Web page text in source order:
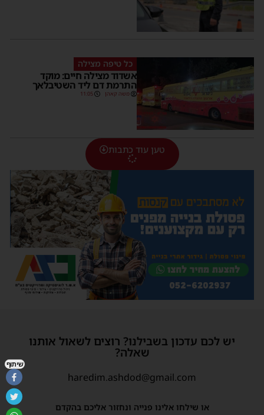
כל טיפה מצילה
אשדוד מצילה חיים: מוקד
התרמת דם ליד השטיבלאך
משה קאהן 11:05
טען עוד כתבות
יש לכם עדכון בשבילנו? רוצים לשאול אותנו
שאלה?
haredim.ashdod@gmail.com
או שילחו אלינו פנייה ונחזור אליכם בהקדם
שיתוף